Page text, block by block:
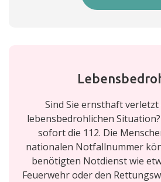
Sind Sie ernsthaft
lebensbedrohlichen
sofort die 112. Die
nationalen Notfallnummer
benötigten Notdienst wie
Feuerwehr oder den